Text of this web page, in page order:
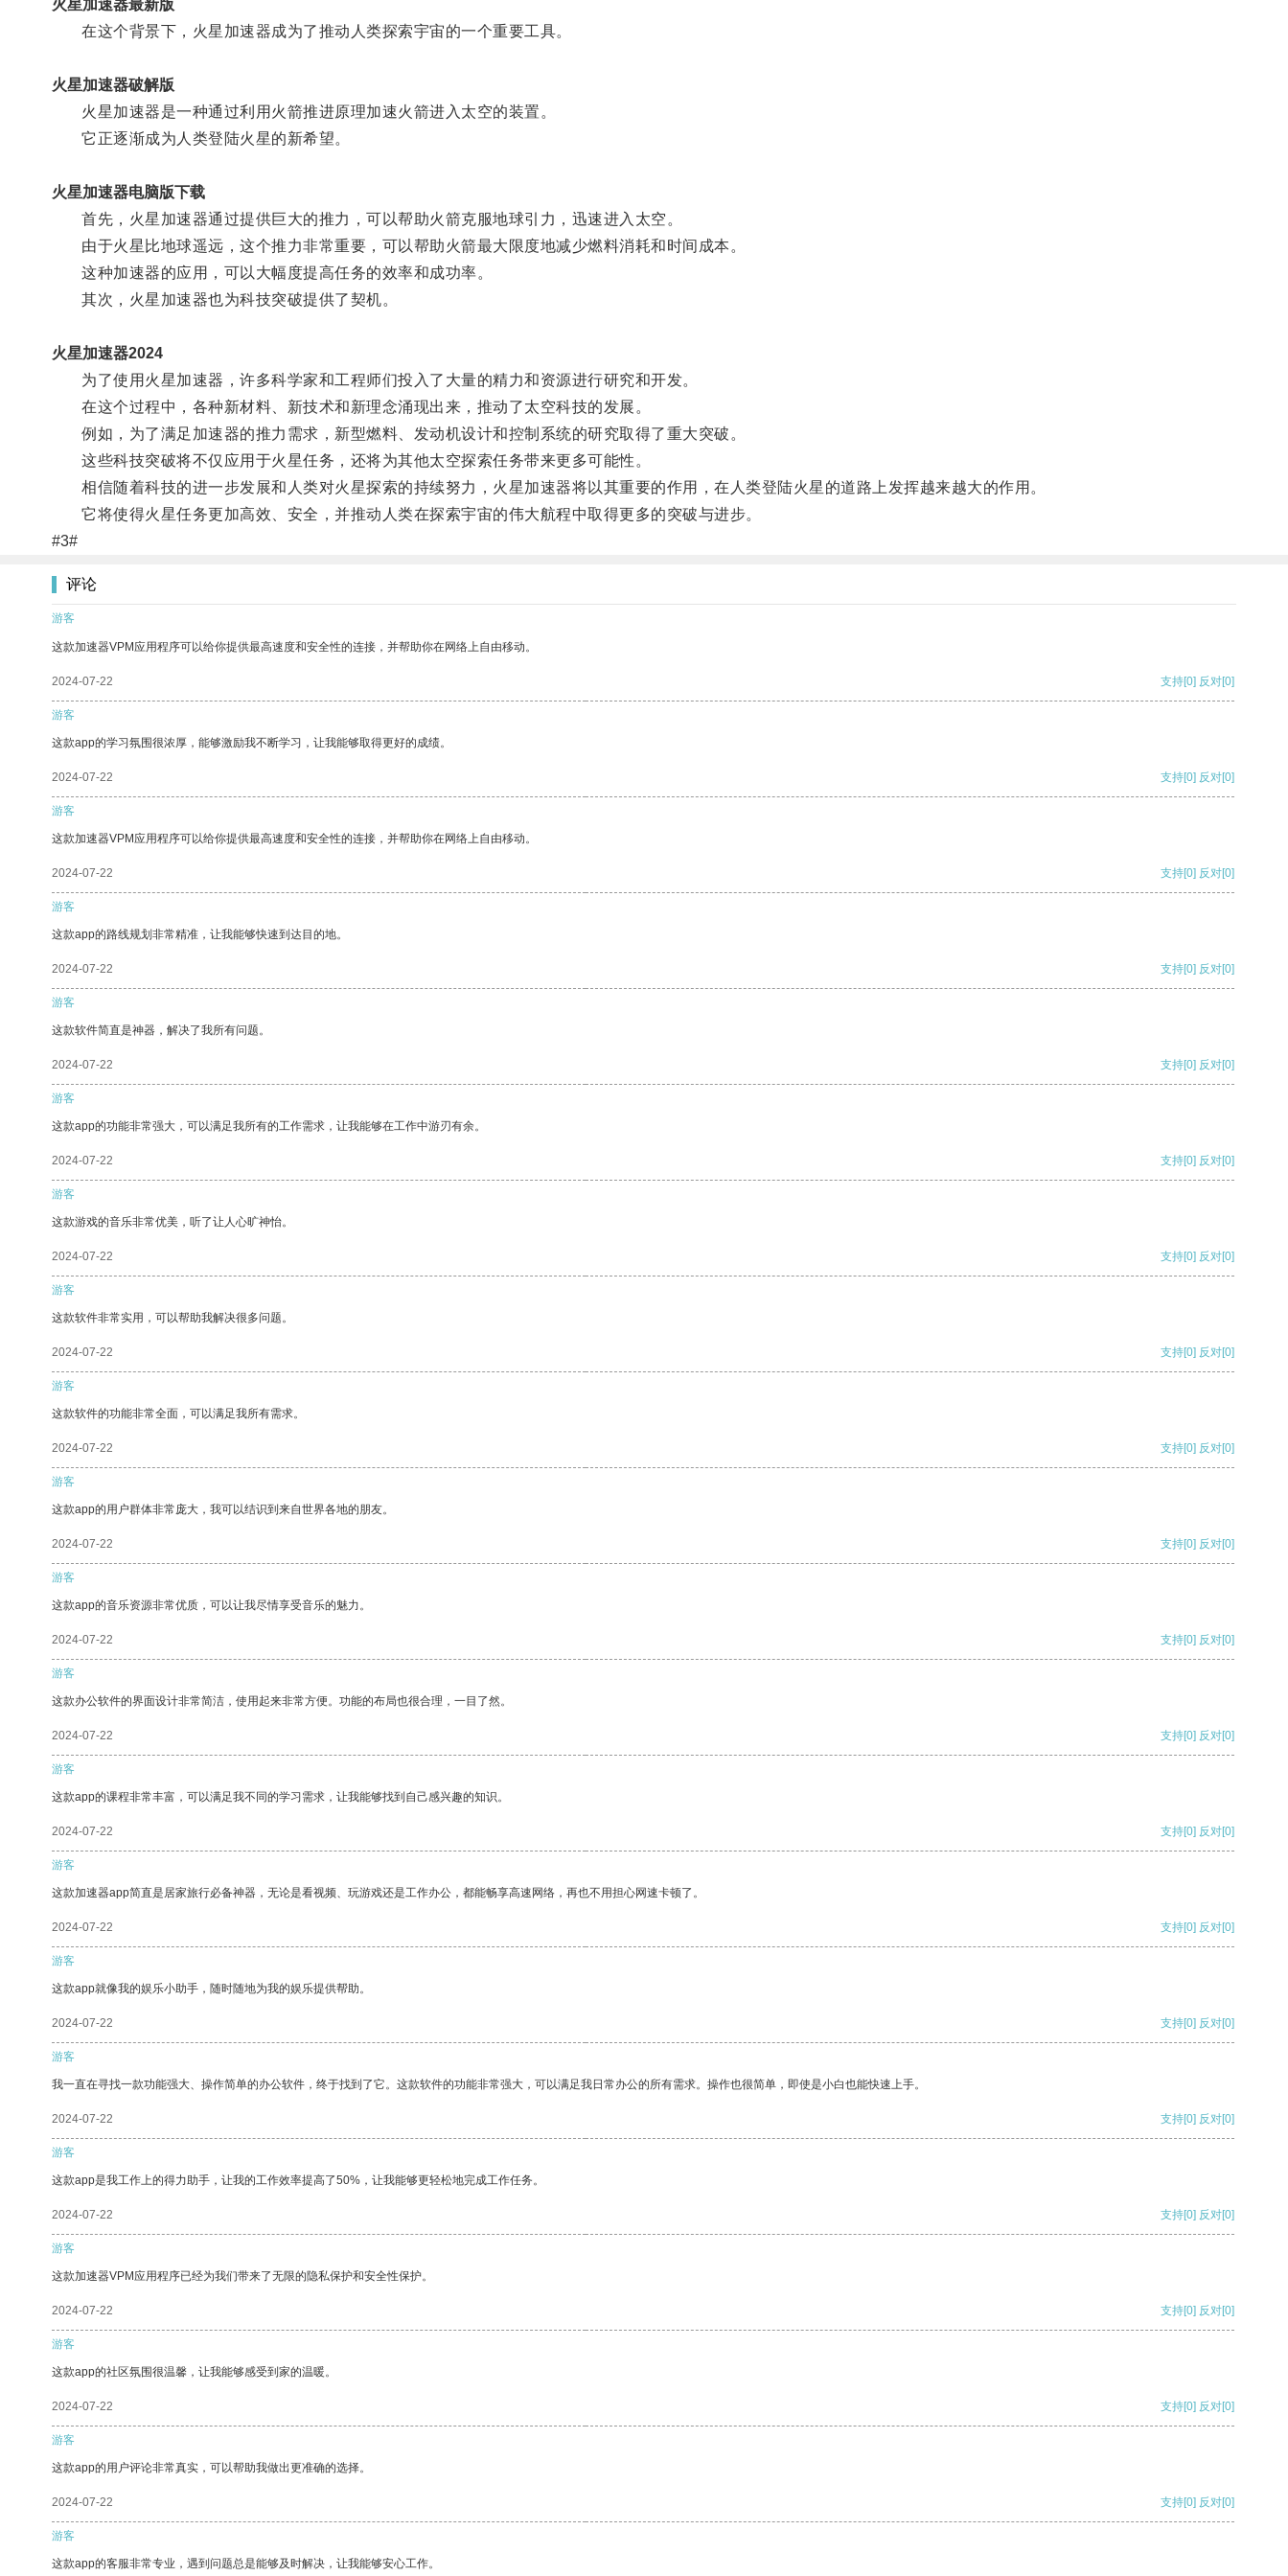
火星加速器最新版
在这个背景下，火星加速器成为了推动人类探索宇宙的一个重要工具。
火星加速器破解版
火星加速器是一种通过利用火箭推进原理加速火箭进入太空的装置。
它正逐渐成为人类登陆火星的新希望。
火星加速器电脑版下载
首先，火星加速器通过提供巨大的推力，可以帮助火箭克服地球引力，迅速进入太空。
由于火星比地球遥远，这个推力非常重要，可以帮助火箭最大限度地减少燃料消耗和时间成本。
这种加速器的应用，可以大幅度提高任务的效率和成功率。
其次，火星加速器也为科技突破提供了契机。
火星加速器2024
为了使用火星加速器，许多科学家和工程师们投入了大量的精力和资源进行研究和开发。
在这个过程中，各种新材料、新技术和新理念涌现出来，推动了太空科技的发展。
例如，为了满足加速器的推力需求，新型燃料、发动机设计和控制系统的研究取得了重大突破。
这些科技突破将不仅应用于火星任务，还将为其他太空探索任务带来更多可能性。
相信随着科技的进一步发展和人类对火星探索的持续努力，火星加速器将以其重要的作用，在人类登陆火星的道路上发挥越来越大的作用。
它将使得火星任务更加高效、安全，并推动人类在探索宇宙的伟大航程中取得更多的突破与进步。
#3#
评论
游客
这款加速器VPM应用程序可以给你提供最高速度和安全性的连接，并帮助你在网络上自由移动。
2024-07-22 支持[0] 反对[0]
游客
这款app的学习氛围很浓厚，能够激励我不断学习，让我能够取得更好的成绩。
2024-07-22 支持[0] 反对[0]
游客
这款加速器VPM应用程序可以给你提供最高速度和安全性的连接，并帮助你在网络上自由移动。
2024-07-22 支持[0] 反对[0]
游客
这款app的路线规划非常精准，让我能够快速到达目的地。
2024-07-22 支持[0] 反对[0]
游客
这款软件简直是神器，解决了我所有问题。
2024-07-22 支持[0] 反对[0]
游客
这款app的功能非常强大，可以满足我所有的工作需求，让我能够在工作中游刃有余。
2024-07-22 支持[0] 反对[0]
游客
这款游戏的音乐非常优美，听了让人心旷神怡。
2024-07-22 支持[0] 反对[0]
游客
这款软件非常实用，可以帮助我解决很多问题。
2024-07-22 支持[0] 反对[0]
游客
这款软件的功能非常全面，可以满足我所有需求。
2024-07-22 支持[0] 反对[0]
游客
这款app的用户群体非常庞大，我可以结识到来自世界各地的朋友。
2024-07-22 支持[0] 反对[0]
游客
这款app的音乐资源非常优质，可以让我尽情享受音乐的魅力。
2024-07-22 支持[0] 反对[0]
游客
这款办公软件的界面设计非常简洁，使用起来非常方便。功能的布局也很合理，一目了然。
2024-07-22 支持[0] 反对[0]
游客
这款app的课程非常丰富，可以满足我不同的学习需求，让我能够找到自己感兴趣的知识。
2024-07-22 支持[0] 反对[0]
游客
这款加速器app简直是居家旅行必备神器，无论是看视频、玩游戏还是工作办公，都能畅享高速网络，再也不用担心网速卡顿了。
2024-07-22 支持[0] 反对[0]
游客
这款app就像我的娱乐小助手，随时随地为我的娱乐提供帮助。
2024-07-22 支持[0] 反对[0]
游客
我一直在寻找一款功能强大、操作简单的办公软件，终于找到了它。这款软件的功能非常强大，可以满足我日常办公的所有需求。操作也很简单，即使是小白也能快速上手。
2024-07-22 支持[0] 反对[0]
游客
这款app是我工作上的得力助手，让我的工作效率提高了50%，让我能够更轻松地完成工作任务。
2024-07-22 支持[0] 反对[0]
游客
这款加速器VPM应用程序已经为我们带来了无限的隐私保护和安全性保护。
2024-07-22 支持[0] 反对[0]
游客
这款app的社区氛围很温馨，让我能够感受到家的温暖。
2024-07-22 支持[0] 反对[0]
游客
这款app的用户评论非常真实，可以帮助我做出更准确的选择。
2024-07-22 支持[0] 反对[0]
游客
这款app的客服非常专业，遇到问题总是能够及时解决，让我能够安心工作。